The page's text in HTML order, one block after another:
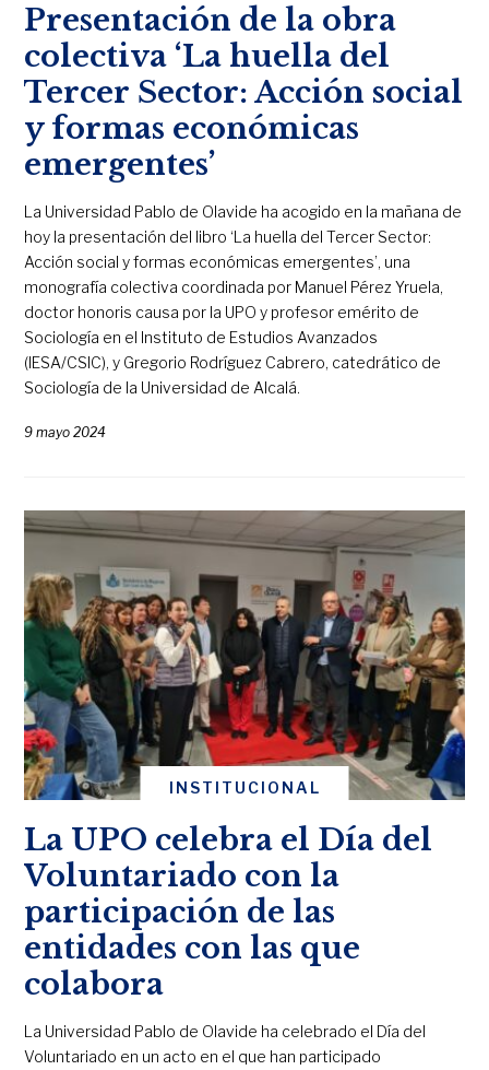
Presentación de la obra
colectiva ‘La huella del
Tercer Sector: Acción social
y formas económicas
emergentes’
La Universidad Pablo de Olavide ha acogido en la mañana de
hoy la presentación del libro ‘La huella del Tercer Sector:
Acción social y formas económicas emergentes’, una
monografía colectiva coordinada por Manuel Pérez Yruela,
doctor honoris causa por la UPO y profesor emérito de
Sociología en el Instituto de Estudios Avanzados
(IESA/CSIC), y Gregorio Rodríguez Cabrero, catedrático de
Sociología de la Universidad de Alcalá.
9 mayo 2024
INSTITUCIONAL
La UPO celebra el Día del
Voluntariado con la
participación de las
entidades con las que
colabora
La Universidad Pablo de Olavide ha celebrado el Día del
Voluntariado en un acto en el que han participado